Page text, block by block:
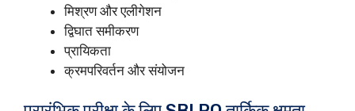
मिश्रण और एलीगेशन
द्विघात समीकरण
प्रायिकता
क्रमपरिवर्तन और संयोजन